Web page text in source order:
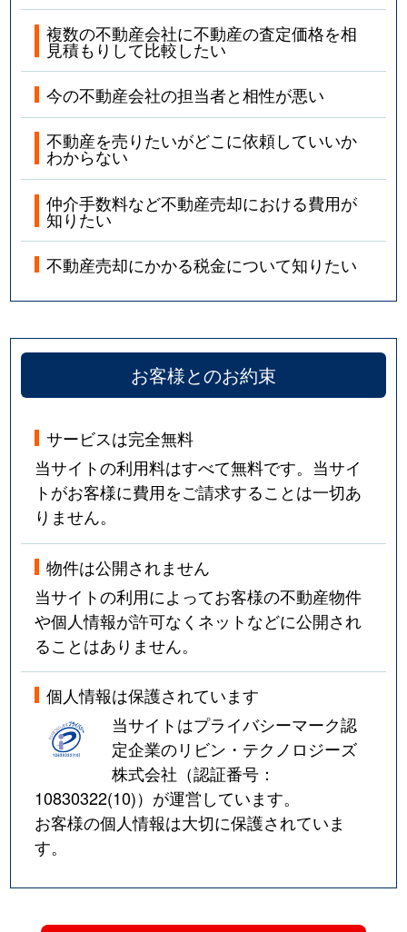
複数の不動産会社に不動産の査定価格を相
見積もりして比較したい
今の不動産会社の担当者と相性が悪い
不動産を売りたいがどこに依頼していいか
わからない
仲介手数料など不動産売却における費用が
知りたい
不動産売却にかかる税金について知りたい
お客様とのお約束
サービスは完全無料
当サイトの利用料はすべて無料です。当サイ
トがお客様に費用をご請求することは一切あ
りません。
物件は公開されません
当サイトの利用によってお客様の不動産物件
や個人情報が許可なくネットなどに公開され
ることはありません。
個人情報は保護されています
当サイトはプライバシーマーク認
定企業のリビン・テクノロジーズ
株式会社（認証番号：
10830322(10)）が運営しています。
お客様の個人情報は大切に保護されていま
す。